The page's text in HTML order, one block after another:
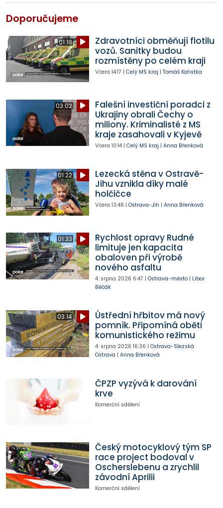
Doporučujeme
01:18
Zdravotníci obměňují flotilu
vozů. Sanitky budou
rozmístěny po celém kraji
Včera 14:17 | Celý MS kraj | Tomáš Kořistka
03:02
Falešní investiční poradci z
Ukrajiny obrali Čechy o
miliony. Kriminalisté z MS
kraje zasahovali v Kyjevě
Včera 10:14| Celý MS kraj | Anna Břenková
01:22
Lezecká stěna v Ostravě-
Jihu vznikla díky malé
holčičce
Včera 13:48 | Ostrava-Jih | Anna Břenková
01:33
Rychlost opravy Rudné
limituje jen kapacita
obaloven při výrobě
nového asfaltu
4. srpna 2026 6:47 | Ostrava-město| Libor
Běčák
03:14
Ústřední hřbitov má nový
pomník. Připomíná oběti
komunistického režimu
4. srpna 2026 16:36 | Ostrava-Slezská
Ostrava | Anna Břenková
ČPZP vyzývá k darování
krve
Komerční sdělení
Český motocyklový tým SP
race project bodoval v
Oscherslebenu a zrychlil
závodní Aprilii
Komerční sdělení